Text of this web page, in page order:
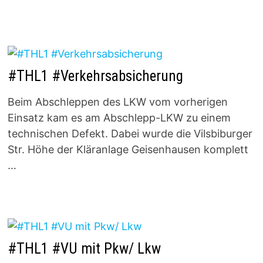
#THL1 #Verkehrsabsicherung
Beim Abschleppen des LKW vom vorherigen
Einsatz kam es am Abschlepp-LKW zu einem
technischen Defekt. Dabei wurde die Vilsbiburger
Str. Höhe der Kläranlage Geisenhausen komplett
…
#THL1 #VU mit Pkw/ Lkw